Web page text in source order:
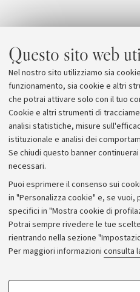
Questo sito web
Nel nostro sito utilizziamo sia
funzionamento, sia cookie e altri
che potrai attivare solo con il tuo
Cookie e altri strumenti di
analisi statistiche, misure
istituzionale e analisi dei
Se chiudi questo banner
necessari.
Puoi esprimere il consenso sui
in "Personalizza cookie" e, se
specifici in "Mostra cookie di
Potrai sempre rivedere le tue
rientrando nella sezione
Per maggiori informazioni consulta
COOKIE DI PROFILAZIONE -